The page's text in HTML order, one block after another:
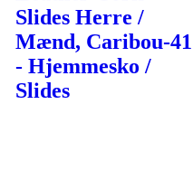
Slides Herre /
Mænd, Caribou-41
- Hjemmesko /
Slides